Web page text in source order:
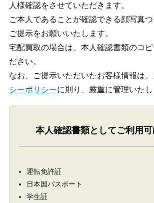
人様確認をさせていただきます。
ご本人であることが確認できる顔写真
ご提示をお願いいたします。
宅配買取の場合は、本人確認書類のコピ
ださい。
なお、ご提示いただいたお客様情報は
シーポリシーに則り、厳重に管理いたし
本人確認書類としてご利用
運転免許証
日本国パスポート
学生証